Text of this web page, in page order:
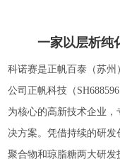
一家以层析纯
科诺赛是正帆百泰（苏
公司正帆科技（
为核心的高新技术企业
决方案。凭借持续的研
聚合物和琼脂糖两大研